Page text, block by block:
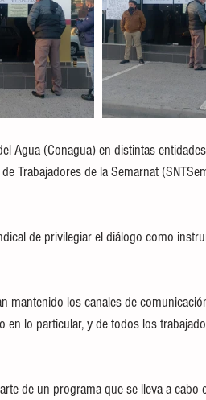
Agua (Conagua) en distintas
Trabajadores de la Semarnat
de privilegiar el diálogo como
mantenido los canales de
lo particular, y de todos los
de un programa que se lleva a cabo